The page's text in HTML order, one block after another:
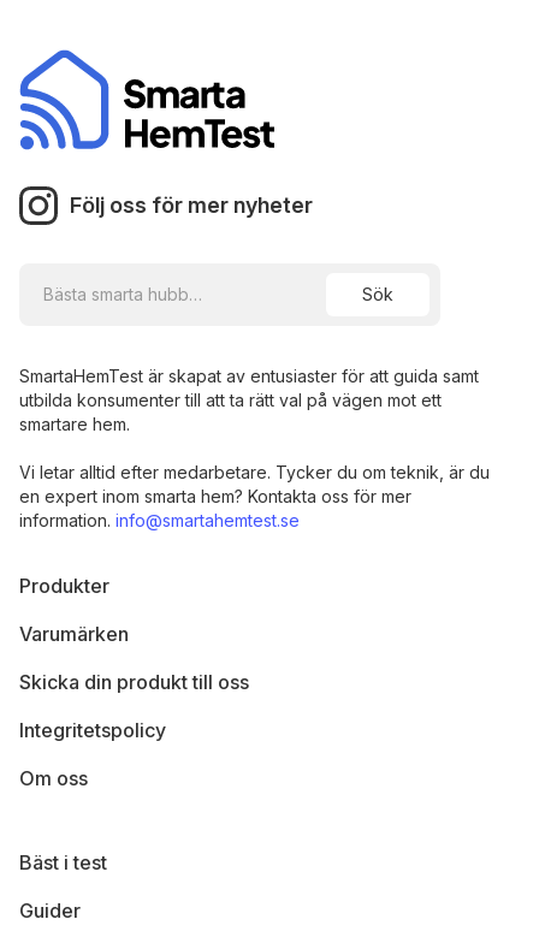
Bäst i test
Guider
Produkter
Varumärken
Skicka din produkt till oss
Integritetspolicy
Om oss
Följ oss för mer nyheter
SmartaHemTest är skapat av entusiaster för att guida samt
utbilda konsumenter till att ta rätt val på vägen mot ett
smartare hem.
Vi letar alltid efter medarbetare. Tycker du om teknik, är du
en expert inom smarta hem? Kontakta oss för mer
information. info@smartahemtest.se